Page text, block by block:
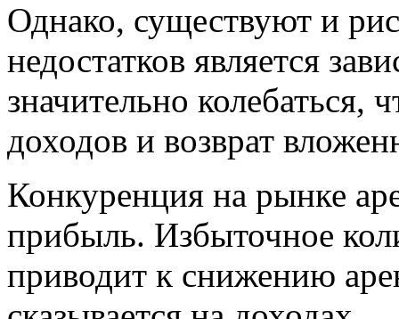
Однако, существуют и
недостатков является
значительно колебаться,
доходов и возврат
Конкуренция на рынке
прибыль. Избыточное
приводит к снижению